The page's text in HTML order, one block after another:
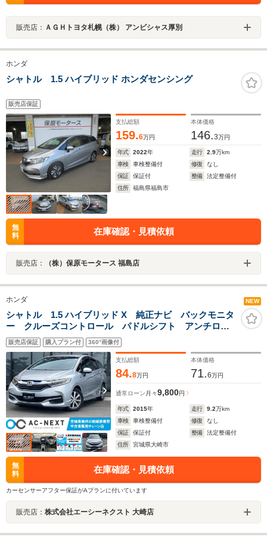
販売店： ＡＧＨトヨタ札幌（株） アンビシャス厚別
ホンダ
シャトル 1.5 ハイブリッド ホンダセンシング
販売店保証
支払総額
159.6万円
本体価格
146.3万円
年式 2022年 走行 2.9万km
車検
車検整備付 修復
なし
保証
保証付 整備
法定整備付
住所
福島県福島市
無
料
在庫確認・見積依頼
販売店： （株）保原モータース 福島店
ホンダ NEW
シャトル 1.5 ハイブリッド X 純正ナビ バックモニタ
ー クルーズコントロール パドルシフト アンチロッ
クブレーキシステム 横滑り防止装置 スマートキー
ETC LEDヘッドライト オートライト フルセグTV
Bluetooth USB CD DVD再生
販売店保証 購入プラン付 360°画像付
支払総額
84.8万円
本体価格
71.6万円
通常ローン 月々9,800円
年式 2015年 走行 9.2万km
車検
車検整備付 修復
なし
保証
保証付 整備
法定整備付
住所
宮城県大崎市
無
料
在庫確認・見積依頼
カーセンサーアフター保証がAプランに付いています
販売店： 株式会社エーシーネクスト 大崎店